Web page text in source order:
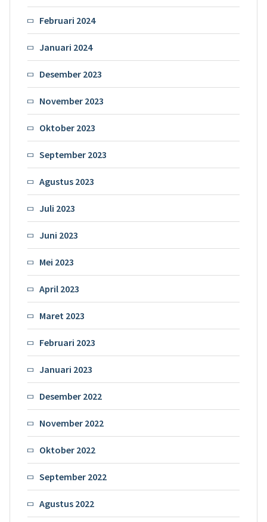
Februari 2024
Januari 2024
Desember 2023
November 2023
Oktober 2023
September 2023
Agustus 2023
Juli 2023
Juni 2023
Mei 2023
April 2023
Maret 2023
Februari 2023
Januari 2023
Desember 2022
November 2022
Oktober 2022
September 2022
Agustus 2022